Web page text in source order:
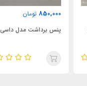
850,000 تومان
پنس برداشت مدل داسی